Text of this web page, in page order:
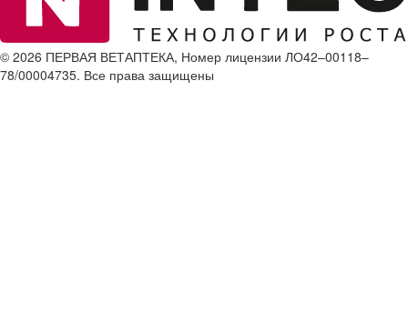
© 2026 ПЕРВАЯ ВЕТАПТЕКА, Номер лицензии ЛО42–00118–
78/00004735. Все права защищены